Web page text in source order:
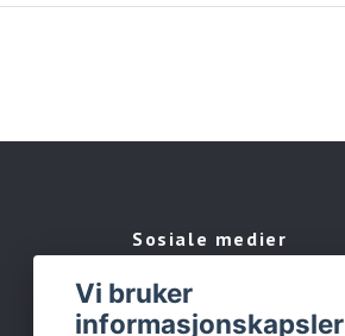
Sosiale medier
Facebook
Vi bruker
informasjonskapsler